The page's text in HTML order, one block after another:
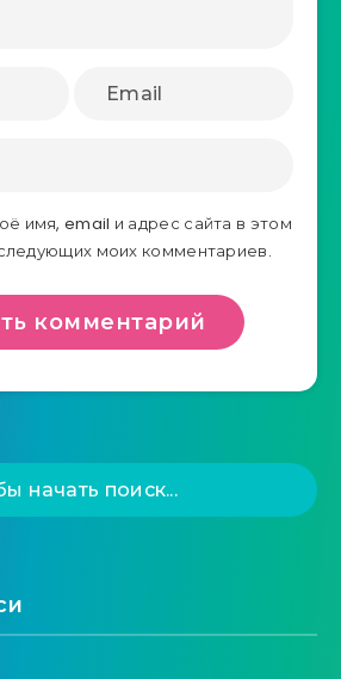
имя, email и адрес сайта в этом
моих комментариев.